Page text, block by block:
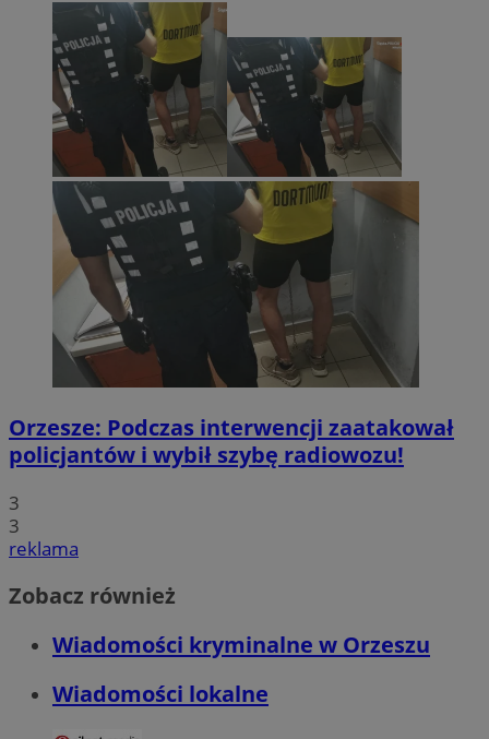
Orzesze: Podczas interwencji zaatakował
policjantów i wybił szybę radiowozu!
3
3
reklama
Zobacz również
Wiadomości kryminalne w Orzeszu
Wiadomości lokalne